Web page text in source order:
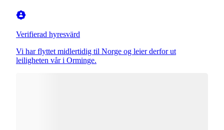
Verifierad hyresvärd
Vi har flyttet midlertidig til Norge og leier derfor ut
leiligheten vår i Orminge.